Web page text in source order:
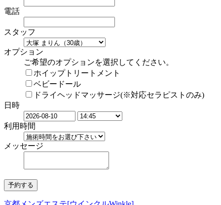
電話
スタッフ
オプション
ご希望のオプションを選択してください。
ホイップトリートメント
ベビードール
ドライヘッドマッサージ(※対応セラピストのみ)
日時
利用時間
メッセージ